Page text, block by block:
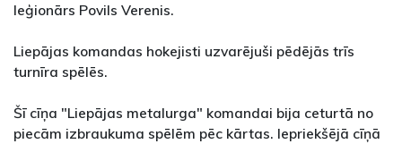
leģionārs Povils Verenis.
Liepājas komandas hokejisti uzvarējuši pēdējās trīs
turnīra spēlēs.
Šī cīņa "Liepājas metalurga" komandai bija ceturtā no
piecām izbraukuma spēlēm pēc kārtas. Iepriekšējā cīņā